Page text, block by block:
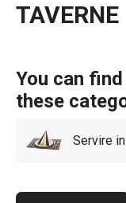
TAVERNE
You can
these
Servire